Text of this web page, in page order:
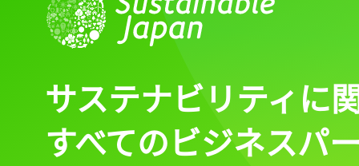
会員登録
サステナビリティに
すべてのビジネスパ